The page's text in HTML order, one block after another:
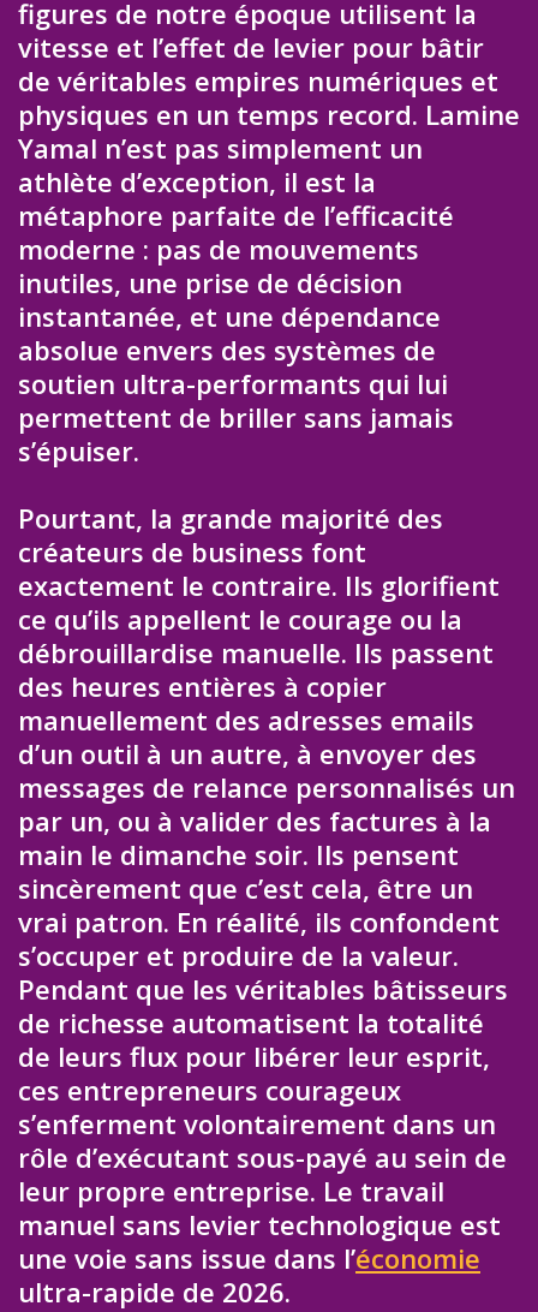
figures de notre époque utilisent la
vitesse et l’effet de levier pour bâtir
de véritables empires numériques et
physiques en un temps record. Lamine
Yamal n’est pas simplement un
athlète d’exception, il est la
métaphore parfaite de l’efficacité
moderne : pas de mouvements
inutiles, une prise de décision
instantanée, et une dépendance
absolue envers des systèmes de
soutien ultra-performants qui lui
permettent de briller sans jamais
s’épuiser.
Pourtant, la grande majorité des
créateurs de business font
exactement le contraire. Ils glorifient
ce qu’ils appellent le courage ou la
débrouillardise manuelle. Ils passent
des heures entières à copier
manuellement des adresses emails
d’un outil à un autre, à envoyer des
messages de relance personnalisés un
par un, ou à valider des factures à la
main le dimanche soir. Ils pensent
sincèrement que c’est cela, être un
vrai patron. En réalité, ils confondent
s’occuper et produire de la valeur.
Pendant que les véritables bâtisseurs
de richesse automatisent la totalité
de leurs flux pour libérer leur esprit,
ces entrepreneurs courageux
s’enferment volontairement dans un
rôle d’exécutant sous-payé au sein de
leur propre entreprise. Le travail
manuel sans levier technologique est
une voie sans issue dans l’économie
ultra-rapide de 2026.